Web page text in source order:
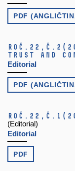
PDF
Roč.22, č.2
Trust and
Editorial
PDF
Roč.22, č.1
(Editorial)
Editorial
PDF